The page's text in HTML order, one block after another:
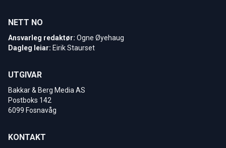
NETT NO
Ansvarleg redaktør: Ogne Øyehaug
Dagleg leiar: Eirik Staurset
UTGIVAR
Bakkar & Berg Media AS
Postboks 142
6099 Fosnavåg
KONTAKT